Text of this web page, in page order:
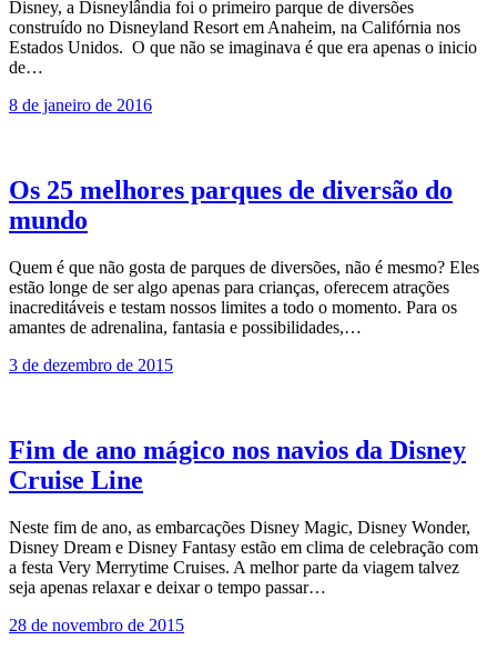
Disney, a Disneylândia foi o primeiro parque de diversões
construído no Disneyland Resort em Anaheim, na Califórnia nos
Estados Unidos. O que não se imaginava é que era apenas o inicio
de…
8 de janeiro de 2016
Os 25 melhores parques de diversão do
mundo
Quem é que não gosta de parques de diversões, não é mesmo? Eles
estão longe de ser algo apenas para crianças, oferecem atrações
inacreditáveis e testam nossos limites a todo o momento. Para os
amantes de adrenalina, fantasia e possibilidades,…
3 de dezembro de 2015
Fim de ano mágico nos navios da Disney
Cruise Line
Neste fim de ano, as embarcações Disney Magic, Disney Wonder,
Disney Dream e Disney Fantasy estão em clima de celebração com
a festa Very Merrytime Cruises. A melhor parte da viagem talvez
seja apenas relaxar e deixar o tempo passar…
28 de novembro de 2015